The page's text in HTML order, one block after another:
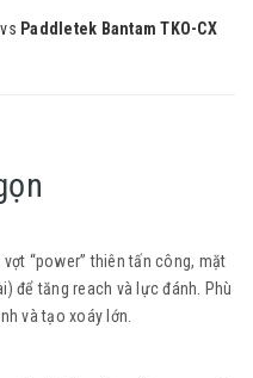
vs Paddletek Bantam TKO-CX
vợt “power” thiên tấn công, mặt
để tăng reach và lực đánh. Phù
và tạo xoáy lớn.